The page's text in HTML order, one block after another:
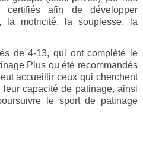
certifiés afin de développer
la motricité, la souplesse, la
de 4-13, qui ont complété le
Plus ou été recommandés
accueillir ceux qui cherchent
capacité de patinage, ainsi
le sport de patinage